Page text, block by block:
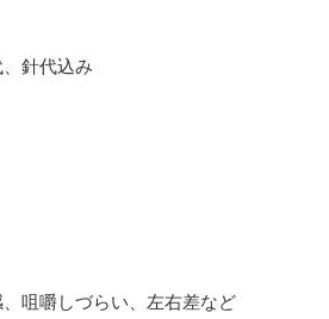
針代込み
咀嚼しづらい、左右差など